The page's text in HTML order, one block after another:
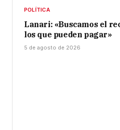
POLÍTICA
Lanari: «Buscamos el
los que pueden pagar»
5 de agosto de 2026